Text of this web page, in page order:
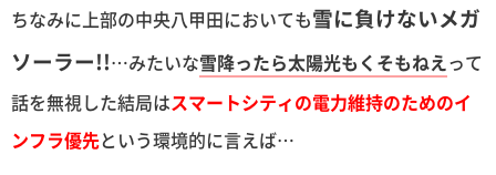
ちなみに上部の中央八甲田においても雪に負けないメガ
ソーラー!!…みたいな雪降ったら太陽光もくそもねえって
話を無視した結局はスマートシティの電力維持のためのイ
ンフラ優先という環境的に言えば…